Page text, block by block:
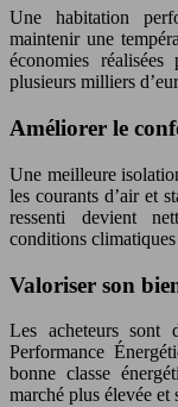
Une habitation
maintenir une
économies
plusieurs milliers
Améliorer le
Une meilleure
les courants d’air et
ressenti devient
conditions climatiques
Valoriser son
Les acheteurs sont
Performance
bonne classe
marché plus élevée et